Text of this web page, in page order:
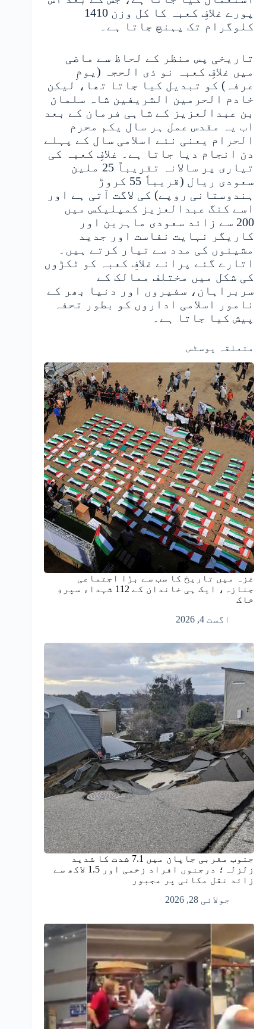
پورے غلافِ کعبہ کا کل وزن 1410
کلوگرام تک پہنچ جاتا ہے۔
تاریخی پس منظر کے لحاظ سے ماضی
میں غلافِ کعبہ نو ذی الحجہ (یومِ
عرفہ) کو تبدیل کیا جاتا تھا، لیکن
خادم الحرمین الشریفین شاہ سلمان
بن عبدالعزیز کے شاہی فرمان کے بعد
اب یہ مقدس عمل ہر سال یکم محرم
الحرام یعنی نئے اسلامی سال کے پہلے
دن انجام دیا جاتا ہے۔ غلافِ کعبہ کی
تیاری پر سالانہ تقریباً 25 ملین
سعودی ریال (قریباً 55 کروڑ
ہندوستانی روپے) کی لاگت آتی ہے اور
اسے کنگ عبدالعزیز کمپلیکس میں
200 سے زائد سعودی ماہرین اور
کاریگر نہایت نفاست اور جدید
مشینوں کی مدد سے تیار کرتے ہیں۔
اتارے گئے پرانے غلافِ کعبہ کو ٹکڑوں
کی شکل میں مختلف ممالک کے
سربراہان، سفیروں اور دنیا بھر کے
نامور اسلامی اداروں کو بطور تحفہ
پیش کیا جاتا ہے۔
متعلقہ پوسٹس
غزہ میں تاریخ کا سب سے بڑا اجتماعی
جنازہ، ایک ہی خاندان کے 112 شہداء سپردِ
خاک
اگست 4, 2026
جنوب مغربی جاپان میں 7.1 شدت کا شدید
زلزلہ؛ درجنوں افراد زخمی اور 1.5 لاکھ سے
زائد نقل مکانی پر مجبور
جولائی 28, 2026